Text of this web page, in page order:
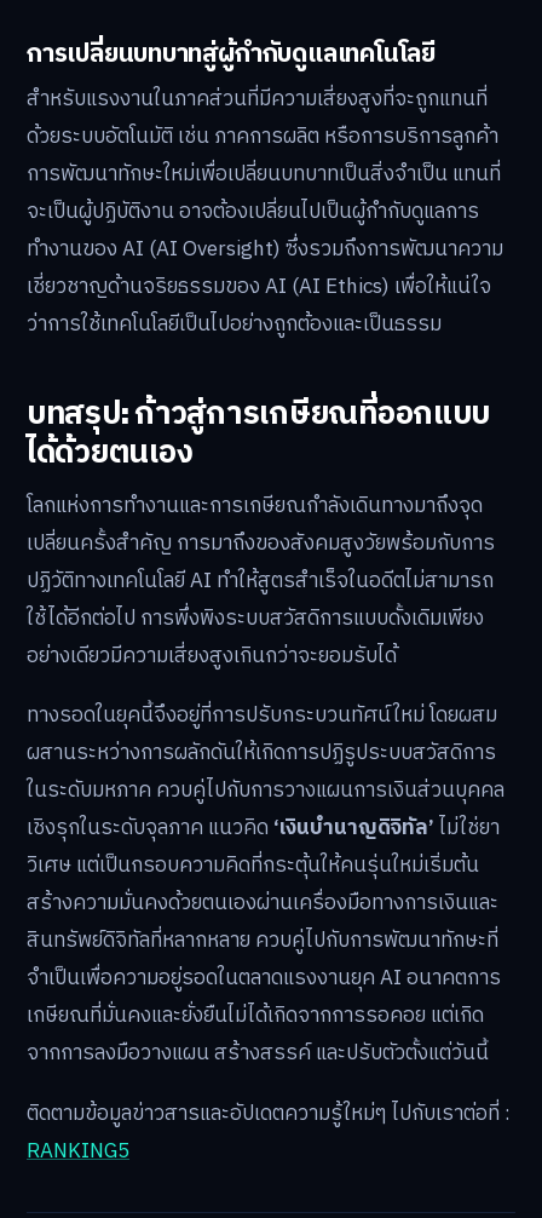
การเปลี่ยนบทบาทสู่ผู้กำกับดูแลเทคโนโลยี
สำหรับแรงงานในภาคส่วนที่มีความเสี่ยงสูงที่จะถูกแทนที่
ด้วยระบบอัตโนมัติ เช่น ภาคการผลิต หรือการบริการลูกค้า
การพัฒนาทักษะใหม่เพื่อเปลี่ยนบทบาทเป็นสิ่งจำเป็น แทนที่
จะเป็นผู้ปฏิบัติงาน อาจต้องเปลี่ยนไปเป็นผู้กำกับดูแลการ
ทำงานของ AI (AI Oversight) ซึ่งรวมถึงการพัฒนาความ
เชี่ยวชาญด้านจริยธรรมของ AI (AI Ethics) เพื่อให้แน่ใจ
ว่าการใช้เทคโนโลยีเป็นไปอย่างถูกต้องและเป็นธรรม
บทสรุป: ก้าวสู่การเกษียณที่ออกแบบ
ได้ด้วยตนเอง
โลกแห่งการทำงานและการเกษียณกำลังเดินทางมาถึงจุด
เปลี่ยนครั้งสำคัญ การมาถึงของสังคมสูงวัยพร้อมกับการ
ปฏิวัติทางเทคโนโลยี AI ทำให้สูตรสำเร็จในอดีตไม่สามารถ
ใช้ได้อีกต่อไป การพึ่งพิงระบบสวัสดิการแบบดั้งเดิมเพียง
อย่างเดียวมีความเสี่ยงสูงเกินกว่าจะยอมรับได้
ทางรอดในยุคนี้จึงอยู่ที่การปรับกระบวนทัศน์ใหม่ โดยผสม
ผสานระหว่างการผลักดันให้เกิดการปฏิรูประบบสวัสดิการ
ในระดับมหภาค ควบคู่ไปกับการวางแผนการเงินส่วนบุคคล
เชิงรุกในระดับจุลภาค แนวคิด ‘เงินบำนาญดิจิทัล’ไม่ใช่ยา
วิเศษ แต่เป็นกรอบความคิดที่กระตุ้นให้คนรุ่นใหม่เริ่มต้น
สร้างความมั่นคงด้วยตนเองผ่านเครื่องมือทางการเงินและ
สินทรัพย์ดิจิทัลที่หลากหลาย ควบคู่ไปกับการพัฒนาทักษะที่
จำเป็นเพื่อความอยู่รอดในตลาดแรงงานยุค AI อนาคตการ
เกษียณที่มั่นคงและยั่งยืนไม่ได้เกิดจากการรอคอย แต่เกิด
จากการลงมือวางแผน สร้างสรรค์ และปรับตัวตั้งแต่วันนี้
ติดตามข้อมูลข่าวสารและอัปเดตความรู้ใหม่ๆ ไปกับเราต่อที่ :
RANKING5